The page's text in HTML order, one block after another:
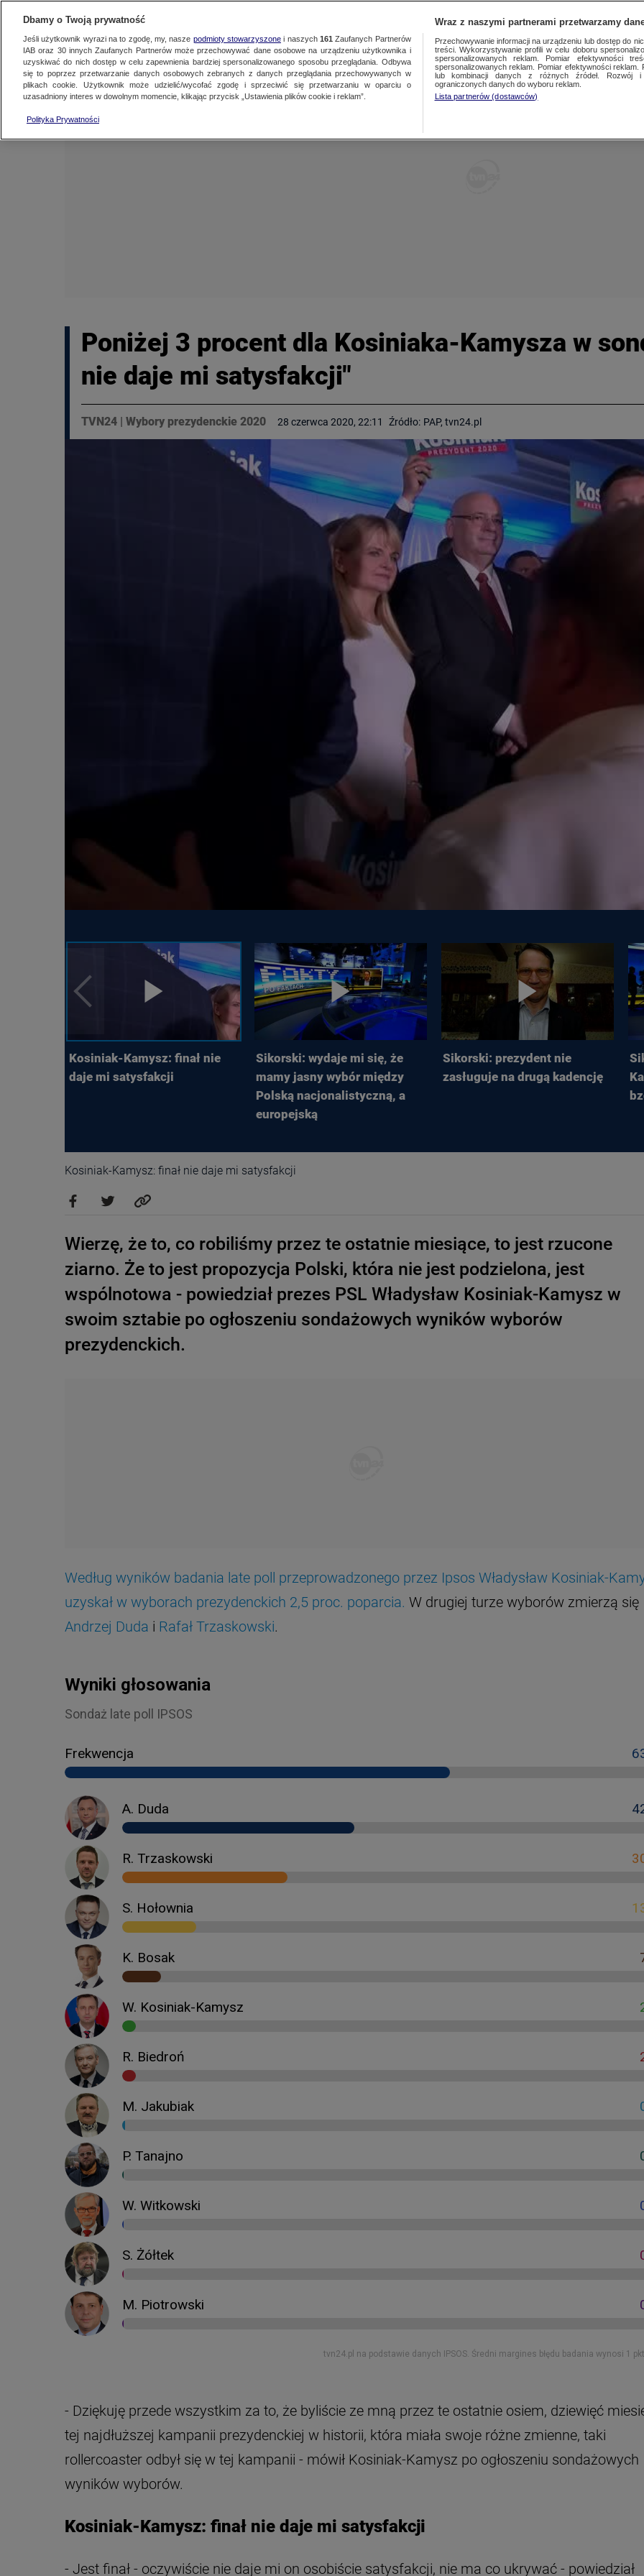
NAJNOWSZE WARSZAWA
WARSZAWA
ŁÓDŹ
KRAKÓW
LUBLIN
LUBUSKIE
PREMIUM METEO
Poniżej 3 procent dla Kosiniaka-Kamysza w
nie daje mi satysfakcji"
TVN24 | Wybory prezydenckie 2020 28 czerwca 2020, 22:11 Źródło: PAP, tvn24.pl
Kosiniak-Kamysz: finał nie
daje mi satysfakcji
Sikorski: wydaje mi się, że
mamy jasny wybór między
Polską nacjonalistyczną, a
europejską
Sikorski: prezydent nie
zasługuje na drugą kadencję
Kosiniak-Kamysz: finał nie daje mi satysfakcji
Wierzę, że to, co robiliśmy przez te ostatnie miesiące, to jest rzucone
ziarno. Że to jest propozycja Polski, która nie jest podzielona, jest
wspólnotowa - powiedział prezes PSL Władysław Kosiniak-Kamysz w
swoim sztabie po ogłoszeniu sondażowych wyników wyborów
prezydenckich.
Według wyników badania late poll przeprowadzonego przez Ipsos Władysław Kosiniak-
uzyskał w wyborach prezydenckich 2,5 proc. poparcia. W drugiej turze wyborów zmierzą się
Andrzej Duda i Rafał Trzaskowski.
- Dziękuję przede wszystkim za to, że byliście ze mną przez te ostatnie osiem, dziewięć
tej najdłuższej kampanii prezydenckiej w historii, która miała swoje różne zmienne, taki
rollercoaster odbył się w tej kampanii - mówił Kosiniak-Kamysz po ogłoszeniu sondażowych
wyników wyborów.
Kosiniak-Kamysz: finał nie daje mi satysfakcji
- Jest finał - oczywiście nie daje mi on osobiście satysfakcji, nie ma co ukrywać - powiedział
Dbamy o Twoją prywatność
Jeśli użytkownik wyrazi na to zgodę, my, nasze podmioty stowarzyszonei naszych 161 Zaufanych Partnerów
IAB oraz 30innych Zaufanych Partnerów może przechowywać dane osobowe na urządzeniu użytkownika i
uzyskiwać do nich dostęp w celu zapewnienia bardziej spersonalizowanego sposobu przeglądania. Odbywa
się to poprzez przetwarzanie danych osobowych zebranych z danych przeglądania przechowywanych w
plikach cookie. Użytkownik może udzielić/wycofać zgodę i sprzeciwić się przetwarzaniu w oparciu o
uzasadniony interes w dowolnym momencie, klikając przycisk „Ustawienia plików cookie i reklam”.
Polityka Prywatności
Wraz z naszymi partnerami przetwarzamy
Przechowywanie informacji na urządzeniu lub dostęp do
treści. Wykorzystywanie profili w celu doboru
spersonalizowanych reklam. Pomiar efektywności
spersonalizowanych reklam. Pomiar efektywności
lub kombinacji danych z różnych źródeł. Rozwój i
ograniczonych danych do wyboru reklam.
Lista partnerów (dostawców)